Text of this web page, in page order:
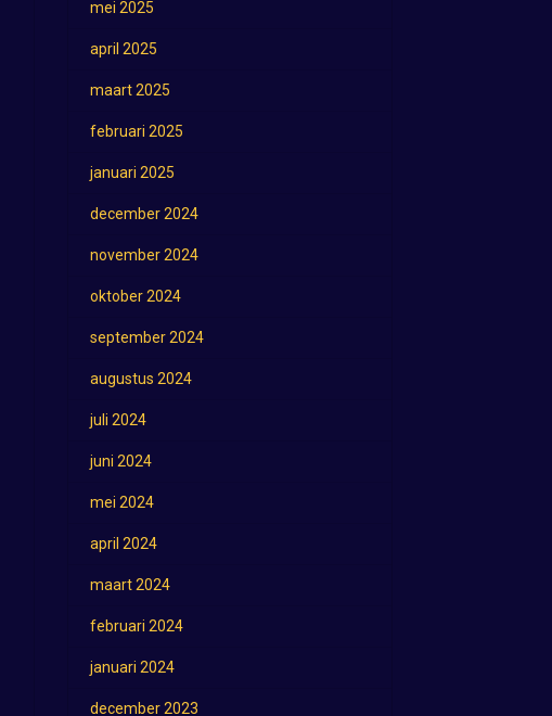
mei 2025
april 2025
maart 2025
februari 2025
januari 2025
december 2024
november 2024
oktober 2024
september 2024
augustus 2024
juli 2024
juni 2024
mei 2024
april 2024
maart 2024
februari 2024
januari 2024
december 2023